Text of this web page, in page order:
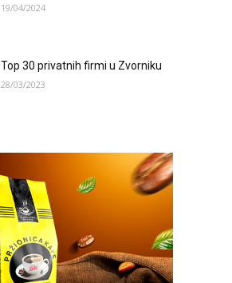
19/04/2024
Top 30 privatnih firmi u Zvorniku
28/03/2023